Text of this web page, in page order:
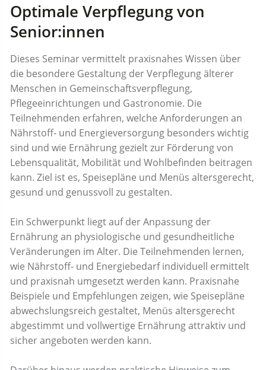
Optimale Verpflegung von
Senior:innen
Dieses Seminar vermittelt praxisnahes Wissen über
die besondere Gestaltung der Verpflegung älterer
Menschen in Gemeinschaftsverpflegung,
Pflegeeinrichtungen und Gastronomie. Die
Teilnehmenden erfahren, welche Anforderungen an
Nährstoff- und Energieversorgung besonders wichtig
sind und wie Ernährung gezielt zur Förderung von
Lebensqualität, Mobilität und Wohlbefinden beitragen
kann. Ziel ist es, Speisepläne und Menüs altersgerecht,
gesund und genussvoll zu gestalten.
Ein Schwerpunkt liegt auf der Anpassung der
Ernährung an physiologische und gesundheitliche
Veränderungen im Alter. Die Teilnehmenden lernen,
wie Nährstoff- und Energiebedarf individuell ermittelt
und praxisnah umgesetzt werden kann. Praxisnahe
Beispiele und Empfehlungen zeigen, wie Speisepläne
abwechslungsreich gestaltet, Menüs altersgerecht
abgestimmt und vollwertige Ernährung attraktiv und
sicher angeboten werden kann.